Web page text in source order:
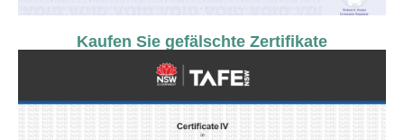
Kaufen Sie gefälschte Zertifikate